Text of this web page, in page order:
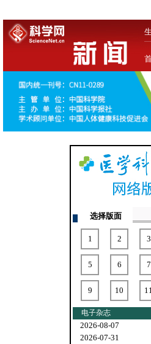
选择版面
1 2 3
5 6 7
9 10 11
电子杂志
2026-08-07
2026-07-31